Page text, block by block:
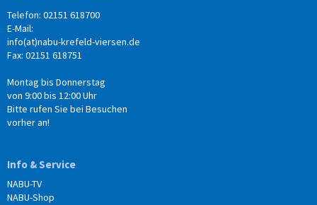
Telefon: 02151 618700
E-Mail:
info(at)nabu-krefeld-viersen.de
Fax: 02151 618751
Montag bis Donnerstag
von 9:00 bis 12:00 Uhr
Bitte rufen Sie bei Besuchen
vorher an!
Info & Service
NABU-TV
NABU-Shop